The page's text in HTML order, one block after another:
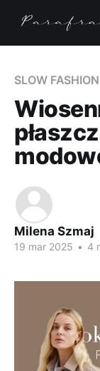
SLOW FASHION
Milena Szmaj
19 mar 2025 • 4